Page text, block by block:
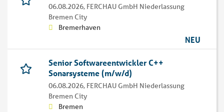
06.08.2026, FERCHAU GmbH Niederlassung
Bremen City
Bremerhaven
NEU
Senior Softwareentwickler C++
Sonarsysteme (m/w/d)
06.08.2026, FERCHAU GmbH Niederlassung
Bremen City
Bremen